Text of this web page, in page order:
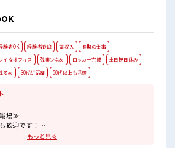
験者OK 経験者歓迎 高収入
長期の仕事
イなオフィス
残業少なめ ロッカー完備
土日祝日休み
多め
30代が活躍 50代以上も活躍
場≫
歓迎です！
もっと見る